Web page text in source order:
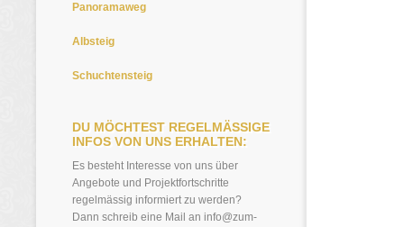
Panoramaweg
Albsteig
Schuchtensteig
DU MÖCHTEST REGELMÄSSIGE
INFOS VON UNS ERHALTEN:
Es besteht Interesse von uns über
Angebote und Projektfortschritte
regelmässig informiert zu werden?
Dann schreib eine Mail an info@zum-